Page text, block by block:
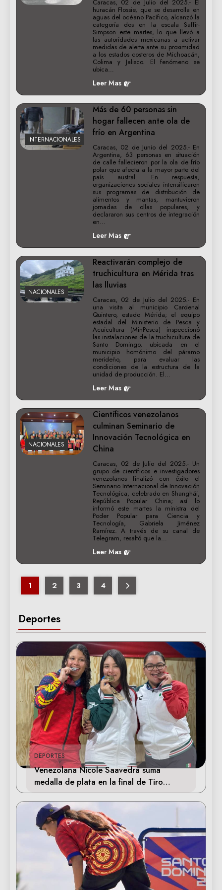
Deportes
DEPORTES
Venezolana Nicole Saavedra suma
medalla de plata en la final de Tiro
Deportivo
Caracas, 02 de Julio del 2025.- El
huracán Flossie, que se desarrolla en
aguas del océano Pacífico, alcanzó la
categoría dos en la escala Saffir-
Simpson este martes, lo que llevó a
las autoridades mexicanas a activar
medidas de alerta ante su proximidad
a los estados costeros de Michoacán,
Colima y Jalisco. El fenómeno se
ubica…
Leer Mas
INTERNACIONALES
Más de 60 personas sin
hogar fallecen ante ola de
frío en Argentina
Caracas, 02 de Junio del 2025.- En
Argentina, 63 personas en situación
de calle fallecieron por la ola de frío
polar que afecta a la mayor parte del
país austral. En respuesta,
organizaciones sociales intensificaron
sus programas de distribución de
alimentos y mantas, mantuvieron
jornadas de ollas populares, y
declararon sus centros de integración
en…
Leer Mas
NACIONALES
Reactivarán complejo de
truchicultura en Mérida tras
las lluvias
Caracas, 02 de Julio del 2025.- En
una visita al municipio Cardenal
Quintero, estado Mérida; el equipo
estadal del Ministerio de Pesca y
Acuicultura (MinPesca) inspeccionó
las instalaciones de la truchicultura de
Santo Domingo, ubicada en el
municipio homónimo del páramo
merideño, para evaluar las
condiciones de la estructura de la
unidad de producción. El…
Leer Mas
NACIONALES
Científicos venezolanos
culminan Seminario de
Innovación Tecnológica en
China
Caracas, 02 de Julio del 2025.- Un
grupo de científicos e investigadores
venezolanos finalizó con éxito el
Seminario Internacional de Innovación
Tecnológica, celebrado en Shanghái,
República Popular China; así lo
informó este martes la ministra del
Poder Popular para Ciencia y
Tecnología, Gabriela Jiménez
Ramírez. A través de su canal de
Telegram, resaltó que la…
Leer Mas
1 2 3 4